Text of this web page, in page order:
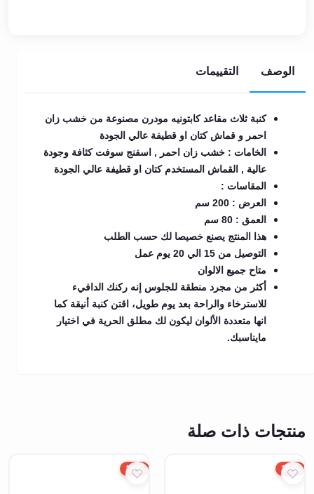
الوصف التقييمات
كنبة ثلاث مقاعد كابتونيه مودرن مصنوعة من خشب زان
احمر و قماش كتان او قطيفة عالي الجودة
الخامات : خشب زان احمر , اسفنج سوفت كثافة وجودة
عالية , القماش المستخدم كتان او قطيفة عالي الجودة
المقاسات :
العرض : 200 سم
العمق : 80 سم
هذا المنتج يصنع خصيصا لك حسب الطلب
التوصيل من 15 الي 20 يوم عمل
متاح جميع الالوان
أكثر من مجرد منطقة للجلوس إنه ركنك الدافيء
للاسترخاء والراحة بعد يوم طويل، اقتن كنبة أنيقة كما
انها متعددة الألوان ليكون لك مطلق الحرية في اختيار
مايناسبك.
منتجات ذات صلة
15%
15%